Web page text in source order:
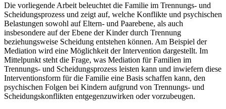
Die vorliegende Arbeit beleuchtet die Familie im Trennungs- und
Scheidungsprozess und zeigt auf, welche Konflikte und psychischen
Belastungen sowohl auf Eltern- und Paarebene, als auch
insbesondere auf der Ebene der Kinder durch Trennung
beziehungsweise Scheidung entstehen können. Am Beispiel der
Mediation wird eine Möglichkeit der Intervention dargestellt. Im
Mittelpunkt steht die Frage, was Mediation für Familien im
Trennungs- und Scheidungsprozess leisten kann und inwiefern diese
Interventionsform für die Familie eine Basis schaffen kann, den
psychischen Folgen bei Kindern aufgrund von Trennungs- und
Scheidungskonflikten entgegenzuwirken oder vorzubeugen.